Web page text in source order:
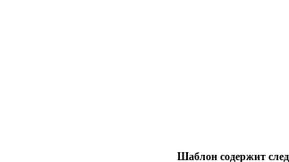
Шаблон содержит